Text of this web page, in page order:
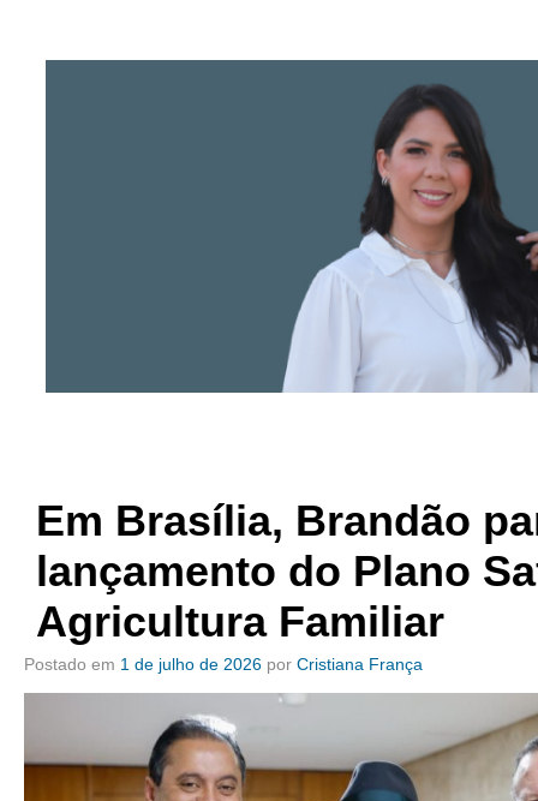
Em Brasília, Brandão
lançamento do Plano
Agricultura Familiar
Postado em 1 de julho de 2026 por Cristiana França